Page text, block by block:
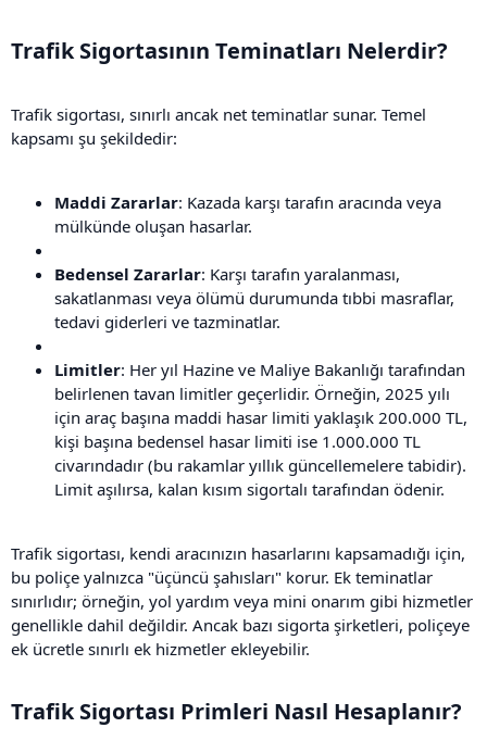
Trafik Sigortasının Teminatları Nelerdir?​
Trafik sigortası, sınırlı ancak net teminatlar sunar. Temel
kapsamı şu şekildedir:
Maddi Zararlar: Kazada karşı tarafın aracında veya
mülkünde oluşan hasarlar.
Bedensel Zararlar: Karşı tarafın yaralanması,
sakatlanması veya ölümü durumunda tıbbi masraflar,
tedavi giderleri ve tazminatlar.
Limitler: Her yıl Hazine ve Maliye Bakanlığı tarafından
belirlenen tavan limitler geçerlidir. Örneğin, 2025 yılı
için araç başına maddi hasar limiti yaklaşık 200.000 TL,
kişi başına bedensel hasar limiti ise 1.000.000 TL
civarındadır (bu rakamlar yıllık güncellemelere tabidir).
Limit aşılırsa, kalan kısım sigortalı tarafından ödenir.
Trafik sigortası, kendi aracınızın hasarlarını kapsamadığı için,
bu poliçe yalnızca "üçüncü şahısları" korur. Ek teminatlar
sınırlıdır; örneğin, yol yardım veya mini onarım gibi hizmetler
genellikle dahil değildir. Ancak bazı sigorta şirketleri, poliçeye
ek ücretle sınırlı ek hizmetler ekleyebilir.
Trafik Sigortası Primleri Nasıl Hesaplanır?​